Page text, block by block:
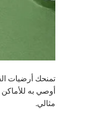
تمنحك أرضيات
أوصي به للأماكن
مثالي.